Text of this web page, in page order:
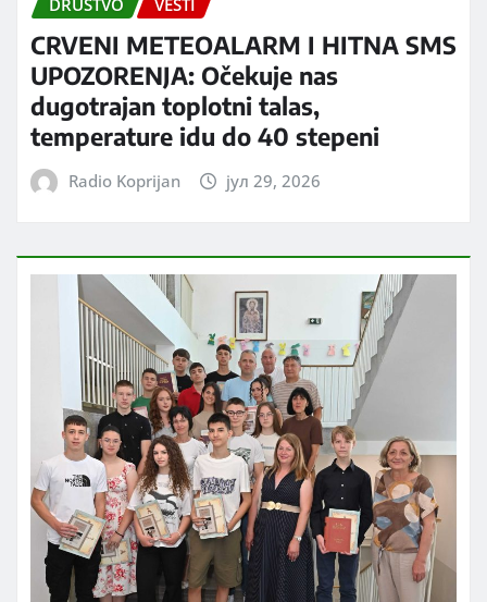
CRVENI METEOALARM I HITNA SMS
UPOZORENJA: Očekuje nas
dugotrajan toplotni talas,
temperature idu do 40 stepeni
Radio Koprijan јул 29, 2026